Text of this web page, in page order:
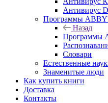
Антивирус
Программы
Назад
Программы
Словари
Естественные
Знаменитые люди
Как купить книги
Доставка
Контакты